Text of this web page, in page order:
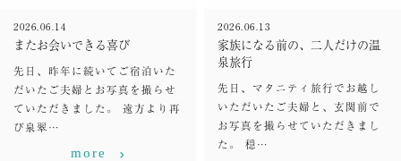
2026.06.14
またお会いできる喜び
先日、昨年に続いてご宿泊いた
だいたご夫婦とお写真を撮らせ
ていただきました。 遠方より再
び泉翠…
more
2026.06.13
家族になる前の、二人だけの温
泉旅行
先日、マタニティ旅行でお越し
いただいたご夫婦と、玄関前で
お写真を撮らせていただきまし
た。 穏…